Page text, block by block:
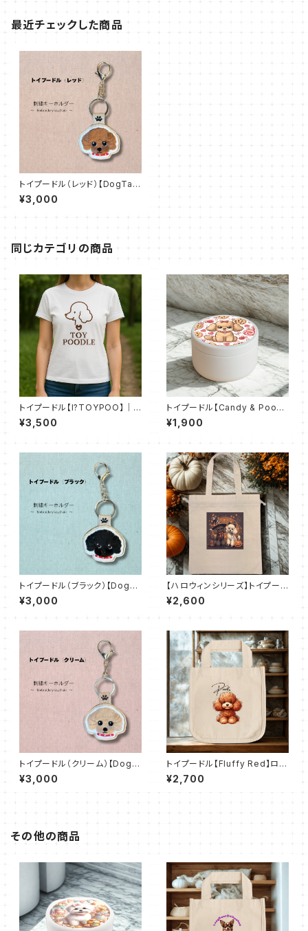
最近チェックした商品
トイプードル（レッド）【DogTag
Stitch】両面刺繍キーホルダー
¥3,000
同じカテゴリの商品
トイプードル【I?TOYPOO】｜
（ベーシックTシャツ（全50色）
¥3,500
トイプードル【Candy & Poo】
おでかけトリーツ缶(ホワイト)
¥1,900
トイプードル（ブラック）【DogTa
g Stitch】両面刺繍キーホルダ
ー
¥3,000
【ハロウィンシリーズ】トイプード
ル｜厚手コットンガゼット巾着ト
ート（L）
¥2,600
トイプードル（クリーム）【DogT
ag Stitch】両面刺繍キーホルダ
ー
¥3,000
トイプードル【Fluffy Red】ロコ
トート（Ｓ）
¥2,700
その他の商品